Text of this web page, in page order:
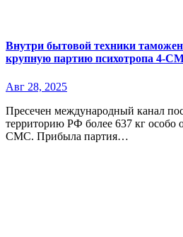
Внутри бытовой техники
крупную партию психотропа 4-
Авг 28, 2025
Пресечен международный канал поставки из Евросоюза на
территорию РФ более 637 кг особо
СМС. Прибыла партия…